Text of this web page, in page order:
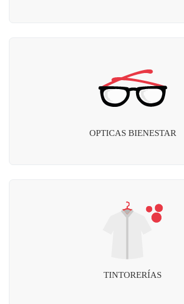
OPTICAS BIENESTAR
TINTORERÍAS